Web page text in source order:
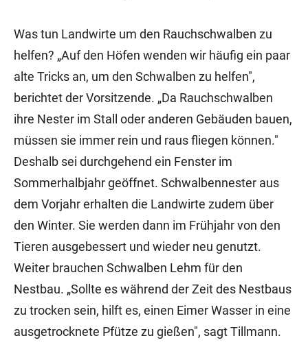
Was tun Landwirte um den Rauchschwalben zu
helfen? „Auf den Höfen wenden wir häufig ein paar
alte Tricks an, um den Schwalben zu helfen",
berichtet der Vorsitzende. „Da Rauchschwalben
ihre Nester im Stall oder anderen Gebäuden bauen,
müssen sie immer rein und raus fliegen können."
Deshalb sei durchgehend ein Fenster im
Sommerhalbjahr geöffnet. Schwalbennester aus
dem Vorjahr erhalten die Landwirte zudem über
den Winter. Sie werden dann im Frühjahr von den
Tieren ausgebessert und wieder neu genutzt.
Weiter brauchen Schwalben Lehm für den
Nestbau. „Sollte es während der Zeit des Nestbaus
zu trocken sein, hilft es, einen Eimer Wasser in eine
ausgetrocknete Pfütze zu gießen", sagt Tillmann.